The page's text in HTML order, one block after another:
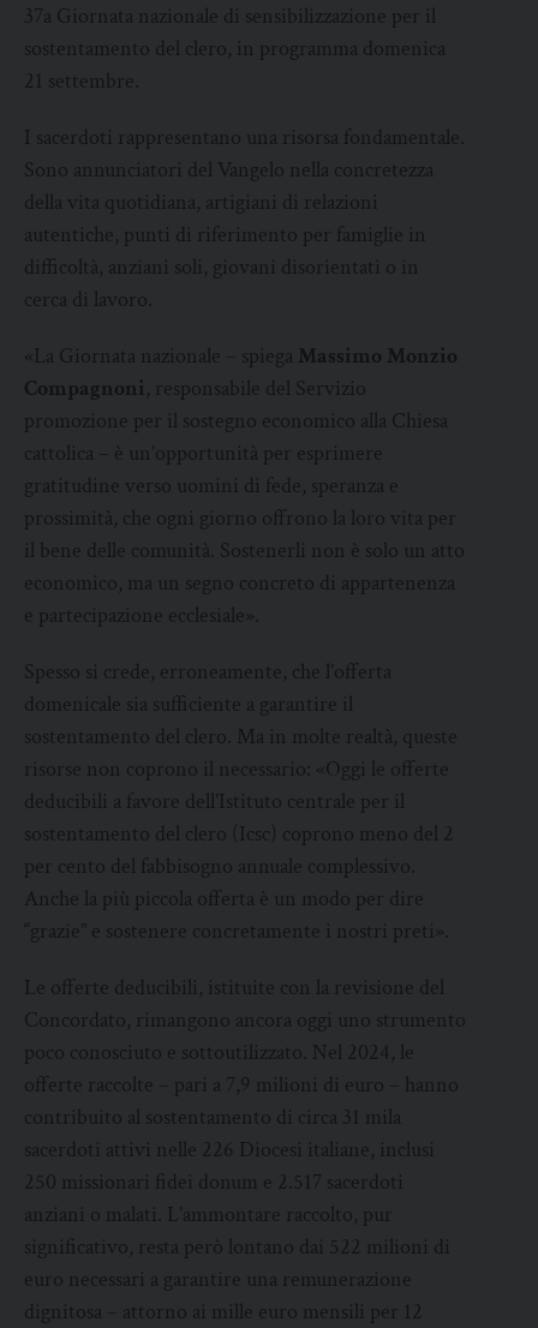
37a Giornata nazionale di sensibilizzazione per il
sostentamento del clero, in programma domenica
21 settembre.
I sacerdoti rappresentano una risorsa fondamentale.
Sono annunciatori del Vangelo nella concretezza
della vita quotidiana, artigiani di relazioni
autentiche, punti di riferimento per famiglie in
difficoltà, anziani soli, giovani disorientati o in
cerca di lavoro.
«La Giornata nazionale – spiega Massimo Monzio
Compagnoni, responsabile del Servizio
promozione per il sostegno economico alla Chiesa
cattolica – è un’opportunità per esprimere
gratitudine verso uomini di fede, speranza e
prossimità, che ogni giorno offrono la loro vita per
il bene delle comunità. Sostenerli non è solo un atto
economico, ma un segno concreto di appartenenza
e partecipazione ecclesiale».
Spesso si crede, erroneamente, che l’offerta
domenicale sia sufficiente a garantire il
sostentamento del clero. Ma in molte realtà, queste
risorse non coprono il necessario: «Oggi le offerte
deducibili a favore dell’Istituto centrale per il
sostentamento del clero (Icsc) coprono meno del 2
per cento del fabbisogno annuale complessivo.
Anche la più piccola offerta è un modo per dire
“grazie” e sostenere concretamente i nostri preti».
Le offerte deducibili, istituite con la revisione del
Concordato, rimangono ancora oggi uno strumento
poco conosciuto e sottoutilizzato. Nel 2024, le
offerte raccolte – pari a 7,9 milioni di euro – hanno
contribuito al sostentamento di circa 31 mila
sacerdoti attivi nelle 226 Diocesi italiane, inclusi
250 missionari fidei donum e 2.517 sacerdoti
anziani o malati. L’ammontare raccolto, pur
significativo, resta però lontano dai 522 milioni di
euro necessari a garantire una remunerazione
dignitosa – attorno ai mille euro mensili per 12